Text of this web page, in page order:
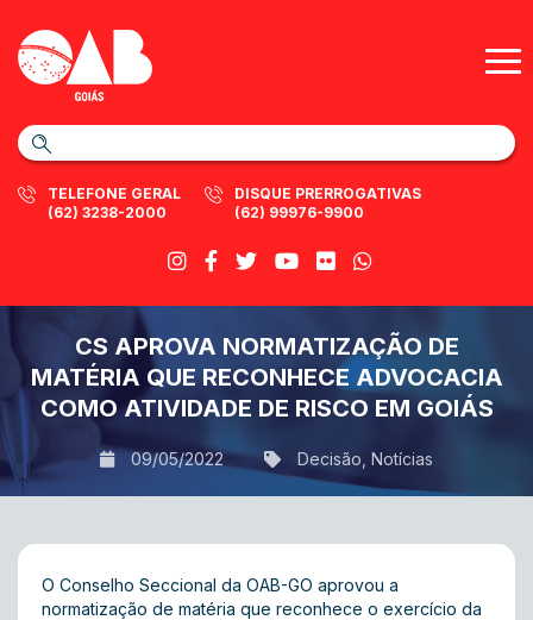
TELEFONE GERAL
(62) 3238-2000
DISQUE PRERROGATIVAS
(62) 99976-9900
CS APROVA NORMATIZAÇÃO DE
MATÉRIA QUE RECONHECE ADVOCACIA
COMO ATIVIDADE DE RISCO EM GOIÁS
09/05/2022 Decisão Notícias
O Conselho Seccional da OAB-GO aprovou a
normatização de matéria que reconhece o exercício da